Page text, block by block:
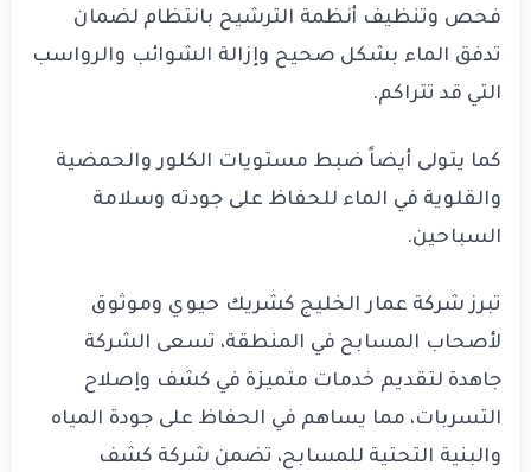
فحص وتنظيف أنظمة الترشيح بانتظام لضمان
تدفق الماء بشكل صحيح وإزالة الشوائب والرواسب
التي قد تتراكم.
كما يتولى أيضاً ضبط مستويات الكلور والحمضية
والقلوية في الماء للحفاظ على جودته وسلامة
السباحين.
تبرز شركة عمار الخليج كشريك حيوي وموثوق
لأصحاب المسابح في المنطقة، تسعى الشركة
جاهدة لتقديم خدمات متميزة في كشف وإصلاح
التسربات، مما يساهم في الحفاظ على جودة المياه
والبنية التحتية للمسابح، تضمن شركة كشف